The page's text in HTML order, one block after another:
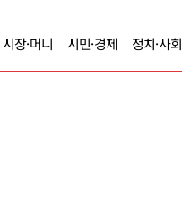
시장·머니 시민·경제 정치·사회